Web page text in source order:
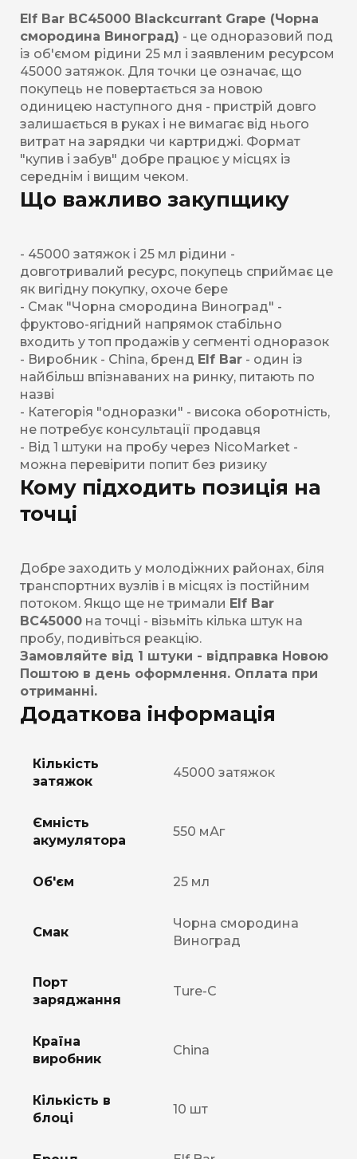
Elf Bar BC45000 Blackcurrant Grape (Чорна
смородина Виноград) - це одноразовий под
із об'ємом рідини 25 мл і заявленим ресурсом
45000 затяжок. Для точки це означає, що
покупець не повертається за новою
одиницею наступного дня - пристрій довго
залишається в руках і не вимагає від нього
витрат на зарядки чи картриджі. Формат
"купив і забув" добре працює у місцях із
середнім і вищим чеком.
Що важливо закупщику
- 45000 затяжок і 25 мл рідини -
довготривалий ресурс, покупець сприймає це
як вигідну покупку, охоче бере
- Смак "Чорна смородина Виноград" -
фруктово-ягідний напрямок стабільно
входить у топ продажів у сегменті одноразок
- Виробник - China, бренд Elf Bar - один із
найбільш впізнаваних на ринку, питають по
назві
- Категорія "одноразки" - висока оборотність,
не потребує консультації продавця
- Від 1 штуки на пробу через NicoMarket -
можна перевірити попит без ризику
Кому підходить позиція на
точці
Добре заходить у молодіжних районах, біля
транспортних вузлів і в місцях із постійним
потоком. Якщо ще не тримали Elf Bar
BC45000 на точці - візьміть кілька штук на
пробу, подивіться реакцію.
Замовляйте від 1 штуки - відправка Новою
Поштою в день оформлення. Оплата при
отриманні.
Додаткова інформація
Кількість
затяжок
45000 затяжок
Ємність
акумулятора
550 мАг
Об'єм 25 мл
Смак
Чорна смородина
Виноград
Порт
заряджання
Ture-C
Країна
виробник
China
Кількість в
блоці
10 шт